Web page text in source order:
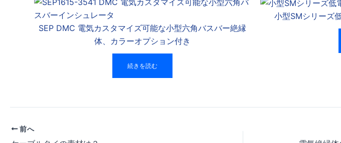
SEP DMC 電気カスタマイズ可能な小型六角バスバー絶縁
体、カラーオプション付き
続きを読む
小型SMシリーズ
前へ